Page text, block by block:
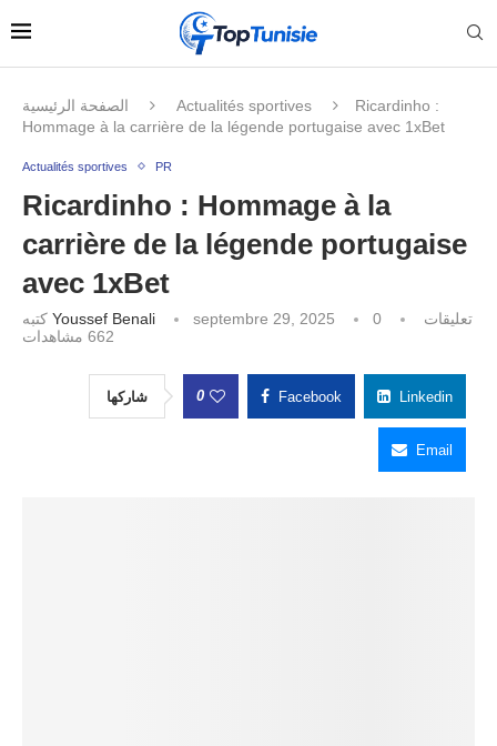
الصفحة الرئيسية Actualités sportives
Ricardinho :
Hommage à la carrière de la légende portugaise avec 1xBet
Actualités sportives PR
Ricardinho : Hommage à la
carrière de la légende portugaise
avec 1xBet
Youssef Benali septembre 29, 2025
0 تعليقات
662 مشاهدات
شاركها 0 Facebook Linkedin
Email